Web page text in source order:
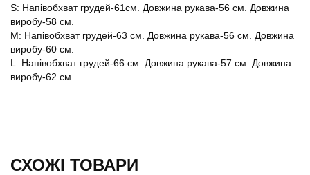
S: Напівобхват грудей-61см. Довжина рукава-56 см. Довжина
виробу-58 см.
M: Напівобхват грудей-63 см. Довжина рукава-56 см. Довжина
виробу-60 см.
L: Напівобхват грудей-66 см. Довжина рукава-57 см. Довжина
виробу-62 см.
СХОЖІ ТОВАРИ